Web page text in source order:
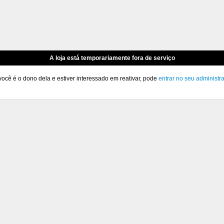
A loja está temporariamente fora de serviço
é o dono dela e estiver interessado em reativar, pode entrar no seu